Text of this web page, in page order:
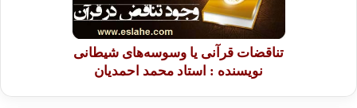
تناقضات قرآنی یا وسوسه‌های شیطانی
نویسنده : استاد محمد احمدیان